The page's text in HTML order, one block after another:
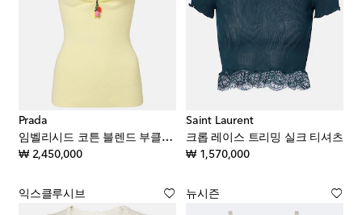
Prada
임벨리시드 코튼 블렌드 부클레 탑
₩ 2,450,000original price
Saint Laurent
크롭 레이스 트리밍 실크 티셔츠
₩ 1,570,000original price
익스클루시브 뉴시즌